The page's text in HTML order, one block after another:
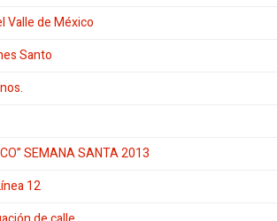
Valle de México
Santo
SEMANA SANTA 2013
12